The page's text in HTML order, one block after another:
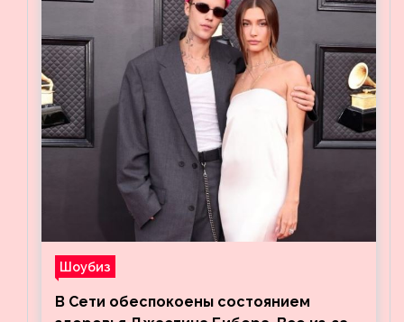
Шоубиз
В Сети обеспокоены состоянием